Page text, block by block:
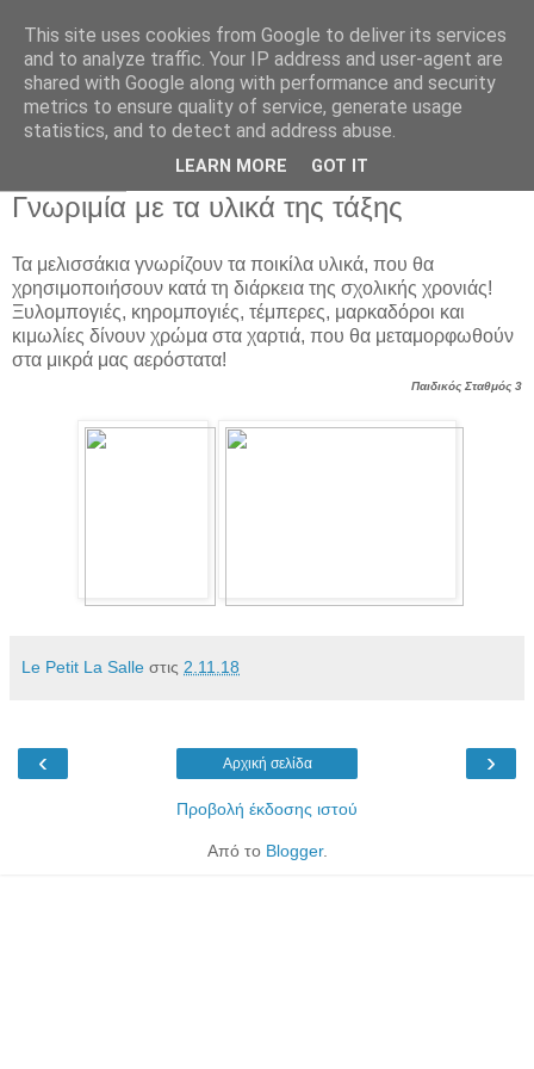
Παιδικός Σταθμός-
Νηπιαγωγείο "ΔΕΛΑΣΑΛ"
Γνωριμία με τα υλικά της τάξης
Τα μελισσάκια γνωρίζουν τα ποικίλα υλικά, που θα
χρησιμοποιήσουν κατά τη διάρκεια της σχολικής χρονιάς!
Ξυλομπογιές, κηρομπογιές, τέμπερες, μαρκαδόροι και
κιμωλίες δίνουν χρώμα στα χαρτιά, που θα μεταμορφωθούν
στα μικρά μας αερόστατα!
Παιδικός Σταθμός 3
Le Petit La Salle στις 2.11.18
‹ ›
Αρχική σελίδα
Προβολή έκδοσης ιστού
Από το Blogger.
This site uses cookies from Google to deliver its services
and to analyze traffic. Your IP address and user-agent are
shared with Google along with performance and security
metrics to ensure quality of service, generate usage
statistics, and to detect and address abuse.
LEARN MORE GOT IT